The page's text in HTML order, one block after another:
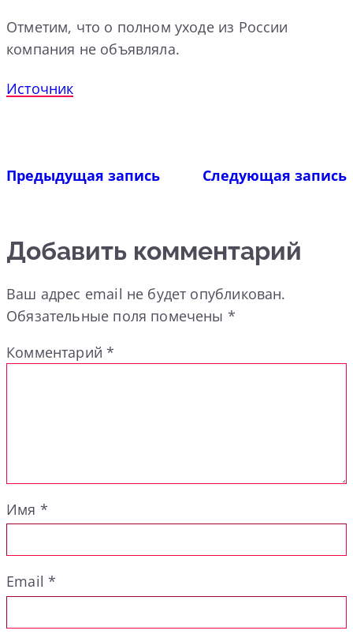
Отметим, что о полном уходе из России
компания не объявляла.
Источник
Предыдущая запись Следующая запись
Добавить комментарий
Ваш адрес email не будет опубликован.
Обязательные поля помечены *
Комментарий*
Имя *
Email*